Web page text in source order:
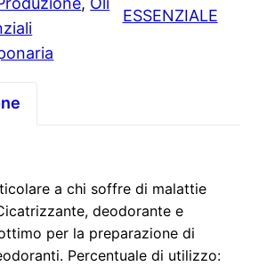
ESSENZIALE
a chi soffre di malattie
deodorante e
per la preparazione di
Percentuale di utilizzo: